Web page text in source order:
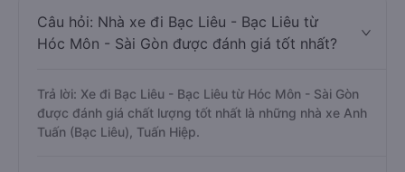
Câu hỏi: Nhà xe đi Bạc Liêu - Bạc Liêu từ
Hóc Môn - Sài Gòn được đánh giá tốt nhất?
Trả lời: Xe đi Bạc Liêu - Bạc Liêu từ Hóc Môn - Sài Gòn
được đánh giá chất lượng tốt nhất là những nhà xe Anh
Tuấn (Bạc Liêu), Tuấn Hiệp.